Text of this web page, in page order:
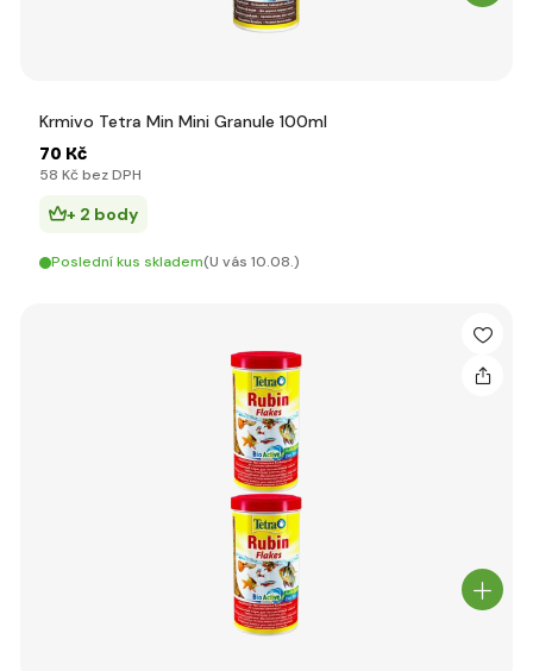
Krmivo Tetra Min Mini Granule 100ml
70 Kč
58 Kč bez DPH
+ 2 body
Poslední kus skladem(U vás 10.08.)